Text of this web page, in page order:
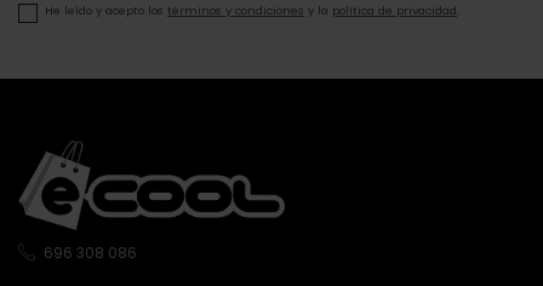
He leído y acepto los términos y condiciones y la política de privacidad
696 308 086